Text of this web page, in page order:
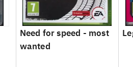
Need for speed - most
wanted